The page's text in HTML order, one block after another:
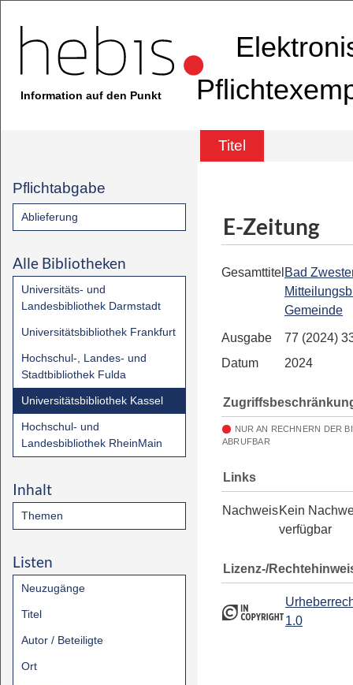
Information auf den Punkt
Titel
Pflichtabgabe
Ablieferung
Alle Bibliotheken
Universitäts- und
Landesbibliothek Darmstadt
Universitätsbibliothek Frankfurt
Hochschul-, Landes- und
Stadtbibliothek Fulda
Universitätsbibliothek Kassel
Hochschul- und
Landesbibliothek RheinMain
Inhalt
Themen
Listen
Neuzugänge
Titel
Autor / Beteiligte
Ort
E-Zeitung
Gesamttitel Bad
Gemeinde
Ausgabe
77 (2024)
Datum
2024
NUR AN RECHNERN DER
ABRUFBAR
Links
NachweisKein
verfügbar
Lizenz-/
1.0